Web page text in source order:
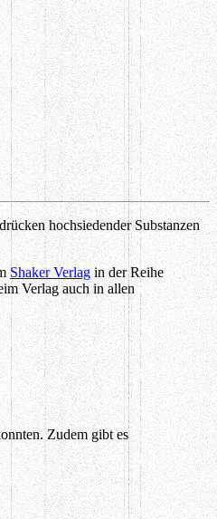
hochsiedender Substanzen
Shaker Verlagin der Reihe
Verlag auch in allen
Zudem gibt es